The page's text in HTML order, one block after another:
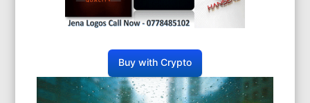
Buy with Crypto